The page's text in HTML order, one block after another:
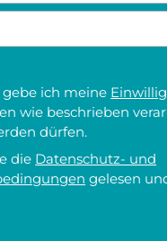
ich meine
wie beschrieben
dürfen.
die Datenschutz- und
gelesen